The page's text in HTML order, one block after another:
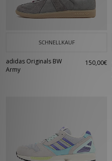
SCHNELLKAUF
adidas Originals BW
Army
150,00€